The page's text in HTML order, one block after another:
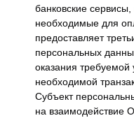
банковские
необходимые для
предоставляет
персональных
оказания требуемой
необходимой
Субъект
на взаимодействие